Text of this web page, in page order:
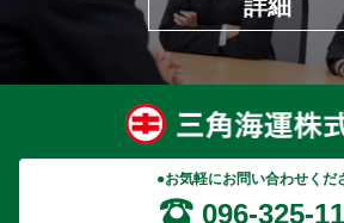
詳細
●お気軽にお問い合わせくだ
096-325-